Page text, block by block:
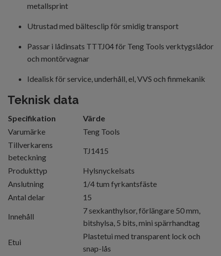
metallsprint
Utrustad med bältesclip för smidig transport
Passar i lådinsats TTTJ04 för Teng Tools verktygslådor
och montörvagnar
Idealisk för service, underhåll, el, VVS och finmekanik
Teknisk data
Specifikation
Värde
Varumärke
Teng Tools
Tillverkarens
beteckning
TJ1415
Produkttyp
Hylsnyckelsats
Anslutning
1/4 tum fyrkantsfäste
Antal delar
15
Innehåll
7 sexkanthylsor, förlängare 50 mm,
bitshylsa, 5 bits, mini spärrhandtag
Etui
Plastetui med transparent lock och
snap-lås